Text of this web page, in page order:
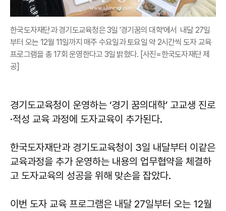
한국도자재단과 경기도교육청은 3일 '경기꿈의 대학'에서 내달 27일
부터 오는 12월 11일까지 매주 수요일과 토요일 약 2시간씩 도자 교육
프로그램을 총 17회 운영한다고 3일 밝혔다. [사진=한국도자재단 제
공]
경기도교육청이 운영하는 ‘경기 꿈의대학’ 고교생 진로
·적성 교육 과정에 도자교육이 추가된다.
한국도자재단과 경기도교육청이 3일 내달부터 이같은
교육과정을 추가 운영하는 내용의 업무협약을 체결하
고 도자교육의 성공을 위해 맞손을 잡았다.
이번 도자 교육 프로그램은 내달 27일부터 오는 12월